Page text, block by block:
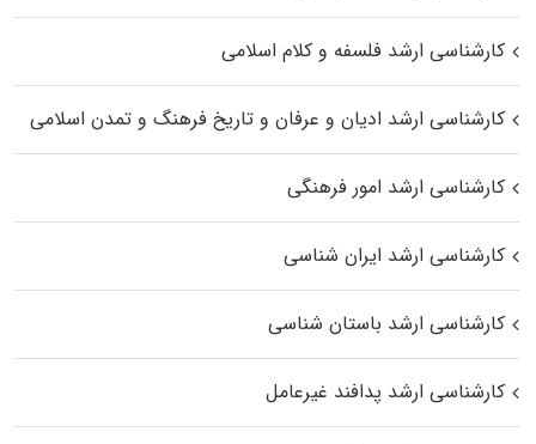
کارشناسی ارشد فلسفه و کلام اسلامی
کارشناسی ارشد ادیان و عرفان و تاریخ فرهنگ و تمدن اسلامی
کارشناسی ارشد امور فرهنگی
کارشناسی ارشد ایران شناسی
کارشناسی ارشد باستان شناسی
کارشناسی ارشد پدافند غیرعامل